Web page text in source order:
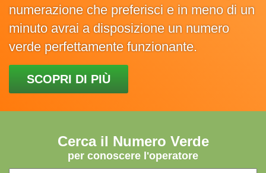
numerazione che preferisci e in meno di un
minuto avrai a disposizione un numero
verde perfettamente funzionante.
SCOPRI DI PIÙ
Cerca il Numero Verde
per conoscere l'operatore